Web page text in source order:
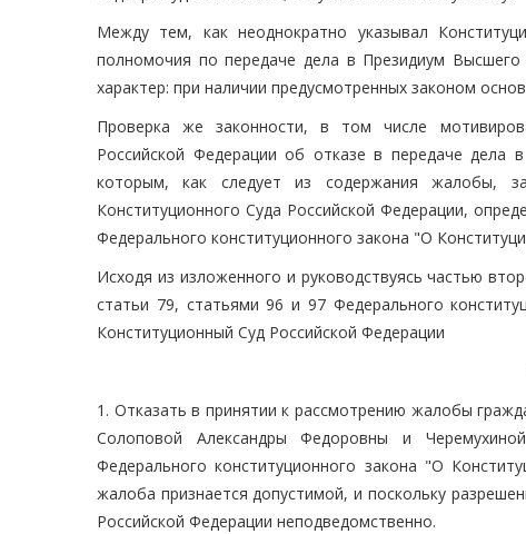
Между тем, как неоднократно указывал
полномочия по передаче дела в Президиум
характер: при наличии предусмотренных законом
Проверка же законности, в том числе
Российской Федерации об отказе в передаче дела
которым, как следует из содержания жалобы,
Конституционного Суда Российской Федерации,
Федерального конституционного закона "О
Исходя из изложенного и руководствуясь частью
статьи 79, статьями 96 и 97 Федерального
Конституционный Суд Российской Федерации
1. Отказать в принятии к рассмотрению жалобы
Солоповой Александры Федоровны и
Федерального конституционного закона "О
жалоба признается допустимой, и поскольку
Российской Федерации неподведомственно.